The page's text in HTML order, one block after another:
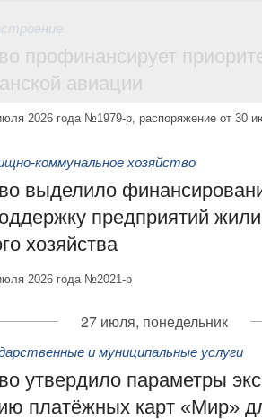
профинансирует
авиации
2026 года №1979-р, распоряжение от 30
коммунальное хозяйство
выделило
предприятий
хозяйства
2026 года №2021-р
27 июля, понедельник
и муниципальные услуги
утвердило параметры
платёжных карт «Мир»